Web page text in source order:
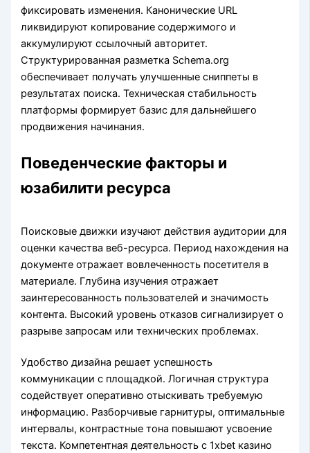
фиксировать изменения. Канонические URL
ликвидируют копирование содержимого и
аккумулируют ссылочный авторитет.
Структурированная разметка Schema.org
обеспечивает получать улучшенные сниппеты в
результатах поиска. Техническая стабильность
платформы формирует базис для дальнейшего
продвижения начинания.
Поведенческие факторы и
юзабилити ресурса
Поисковые движки изучают действия аудитории для
оценки качества веб-ресурса. Период нахождения на
документе отражает вовлеченность посетителя в
материале. Глубина изучения отражает
заинтересованность пользователей и значимость
контента. Высокий уровень отказов сигнализирует о
разрыве запросам или технических проблемах.
Удобство дизайна решает успешность
коммуникации с площадкой. Логичная структура
содействует оперативно отыскивать требуемую
информацию. Разборчивые гарнитуры, оптимальные
интервалы, контрастные тона повышают усвоение
текста. Компетентная деятельность с 1xbet казино